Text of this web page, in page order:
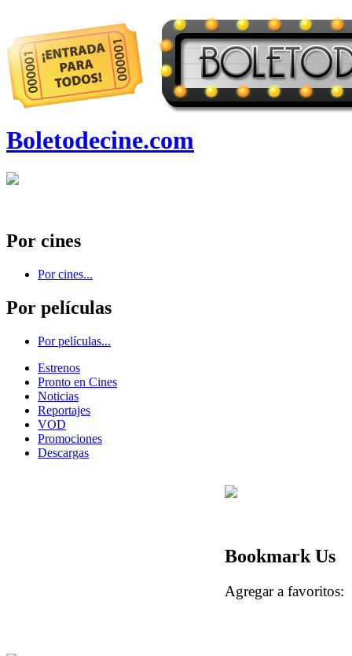
Boletodecine.com
Por cines
Por cines...
Por películas
Por películas...
Estrenos
Pronto en Cines
Noticias
Reportajes
VOD
Promociones
Descargas
Bookmark Us
Agregar a